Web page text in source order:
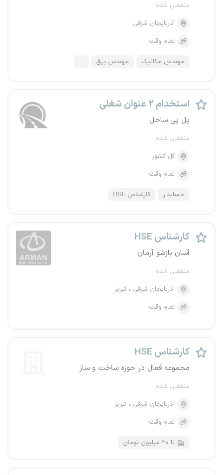
منقضی شده
آذربایجان شرقی
تمام وقت
مهندس مکانیک مهندس برق ...
استخدام ۲ عنوان شغلی
پل پی ساحل
منقضی شده
کل کشور
تمام وقت
حسابدار کارشناس HSE
کارشناس HSE
آسان بازشو آرمان
منقضی شده
آذربایجان شرقی
تبریز
تمام وقت
کارشناس HSE
مجموعه فعال در حوزه ساخت و ساز
منقضی شده
آذربایجان شرقی
تبریز
تمام وقت
تا ۲۰ میلیون تومان